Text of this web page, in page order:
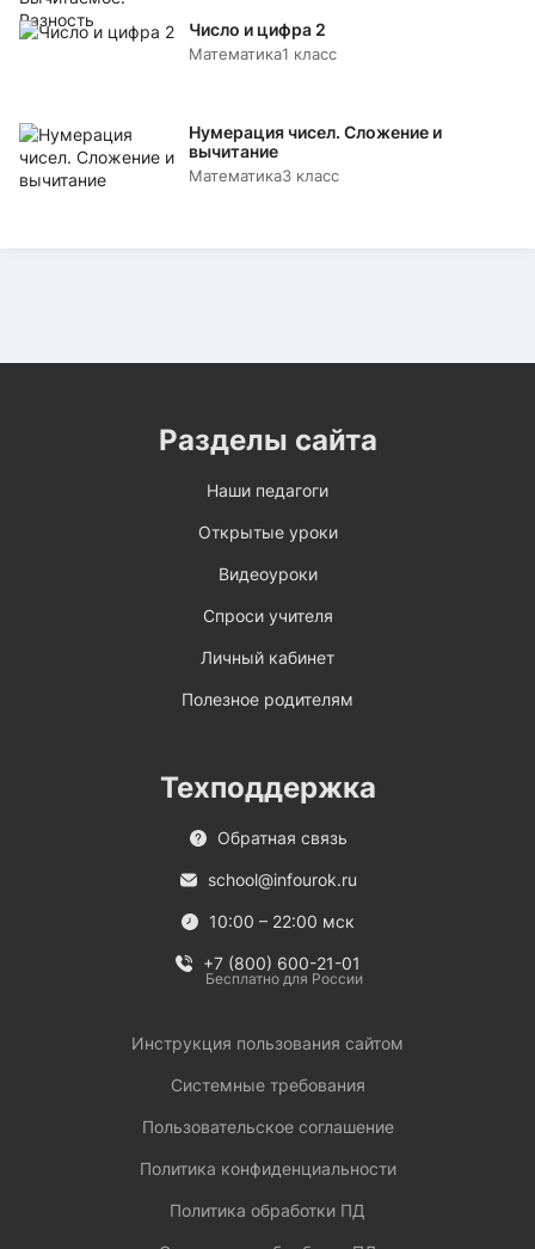
Число и цифра 2
Математика1 класс
Нумерация чисел. Сложение и
вычитание
Математика3 класс
Разделы сайта
Наши педагоги
Открытые уроки
Видеоуроки
Спроси учителя
Личный кабинет
Полезное родителям
Техподдержка
Обратная связь
school@infourok.ru
10:00 – 22:00 мск
+7 (800) 600-21-01
Бесплатно для России
Инструкция пользования сайтом
Системные требования
Пользовательское соглашение
Политика конфиденциальности
Политика обработки ПД